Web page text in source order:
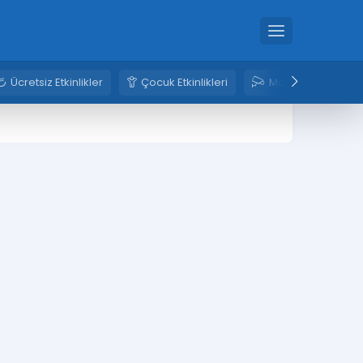
Ücretsiz Etkinlikler Çocuk Etkinlikleri Mobese